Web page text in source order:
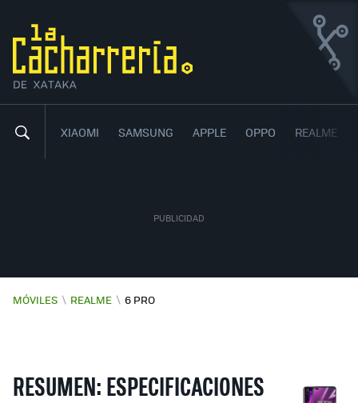
XIAOMI SAMSUNG APPLE OPPO REALME
REALME 6 PRO
UN GAMA MEDIA MUY COMPLETO 8,50
MÓVILES \ REALME \ 6 PRO
RESUMEN: ESPECIFICACIONES